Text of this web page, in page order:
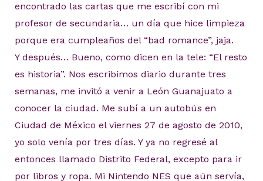
encontrado las cartas que me escribí con mi
profesor de secundaria… un día que hice limpieza
porque era cumpleaños del “bad romance”, jaja.
Y después… Bueno, como dicen en la tele: “El resto
es historia”. Nos escribimos diario durante tres
semanas, me invitó a venir a León Guanajuato a
conocer la ciudad. Me subí a un autobús en
Ciudad de México el viernes 27 de agosto de 2010,
yo solo venía por tres días. Y ya no regresé al
entonces llamado Distrito Federal, excepto para ir
por libros y ropa. Mi Nintendo NES que aún servía,